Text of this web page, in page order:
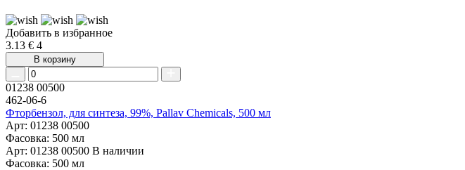
Добавить в избранное
3.13 € 4
В корзину
01238 00500
462-06-6
Фторбензол, для синтеза, 99%, Pallav Chemicals, 500 мл
Арт: 01238 00500
Фасовка: 500 мл
Арт: 01238 00500 В наличии
Фасовка: 500 мл